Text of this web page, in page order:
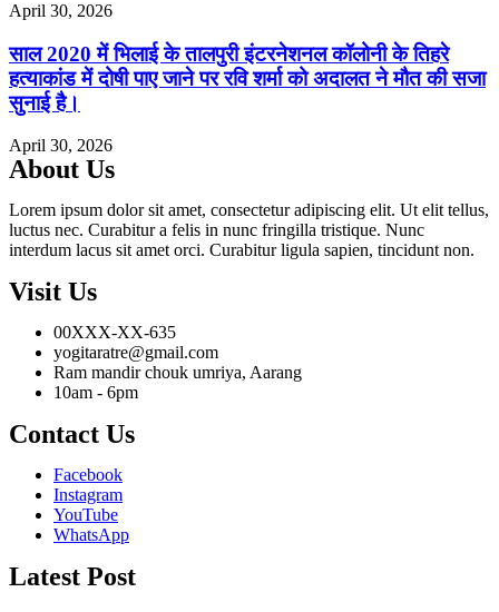
April 30, 2026
साल 2020 में भिलाई के तालपुरी इंटरनेशनल कॉलोनी के तिहरे
हत्याकांड में दोषी पाए जाने पर रवि शर्मा को अदालत ने मौत की सजा
सुनाई है।
April 30, 2026
About Us
Lorem ipsum dolor sit amet, consectetur adipiscing elit. Ut elit tellus,
luctus nec. Curabitur a felis in nunc fringilla tristique. Nunc
interdum lacus sit amet orci. Curabitur ligula sapien, tincidunt non.
Visit Us
00XXX-XX-635
yogitaratre@gmail.com
Ram mandir chouk umriya, Aarang
10am - 6pm
Contact Us
Facebook
Instagram
YouTube
WhatsApp
Latest Post